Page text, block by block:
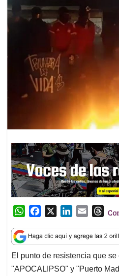
W
a
t
s
A
c
e
b
o
n
k
e
d
a
i
l
T
r
e
a
d
El punto de resistencia que
"APOCALIPSO" y "Puerto